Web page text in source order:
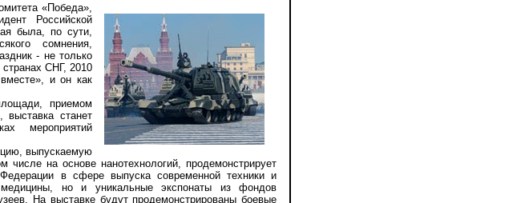
«Победа»,
Российской
была, по сути,
сомнения,
- не только
СНГ, 2010
и он как
приемом
станет
мероприятий
выпускаемую
на основе нанотехнологий, продемонстрирует
в сфере выпуска современной техники и
но и уникальные экспонаты из фондов
На выставке будут продемонстрированы боевые